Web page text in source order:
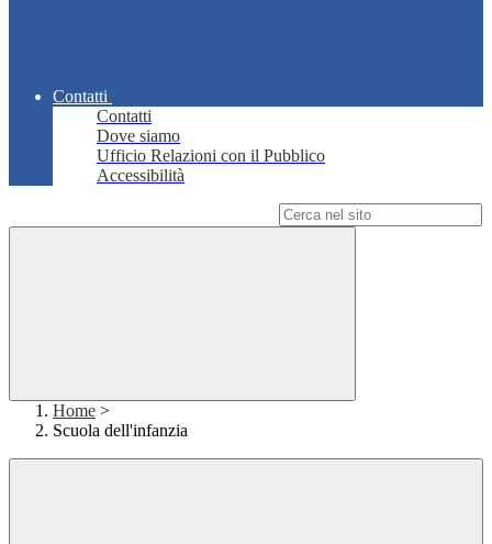
Contatti
Contatti
Dove siamo
Ufficio Relazioni con il Pubblico
Accessibilità
Home >
Scuola dell'infanzia